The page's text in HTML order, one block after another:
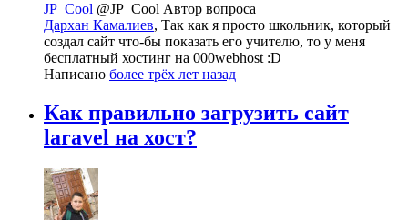
JP_Cool @JP_Cool Автор вопроса
Дархан Камалиев, Так как я просто школьник, который
создал сайт что-бы показать его учителю, то у меня
бесплатный хостинг на 000webhost :D
Написано более трёх лет назад
Как правильно загрузить сайт
laravel на хост?